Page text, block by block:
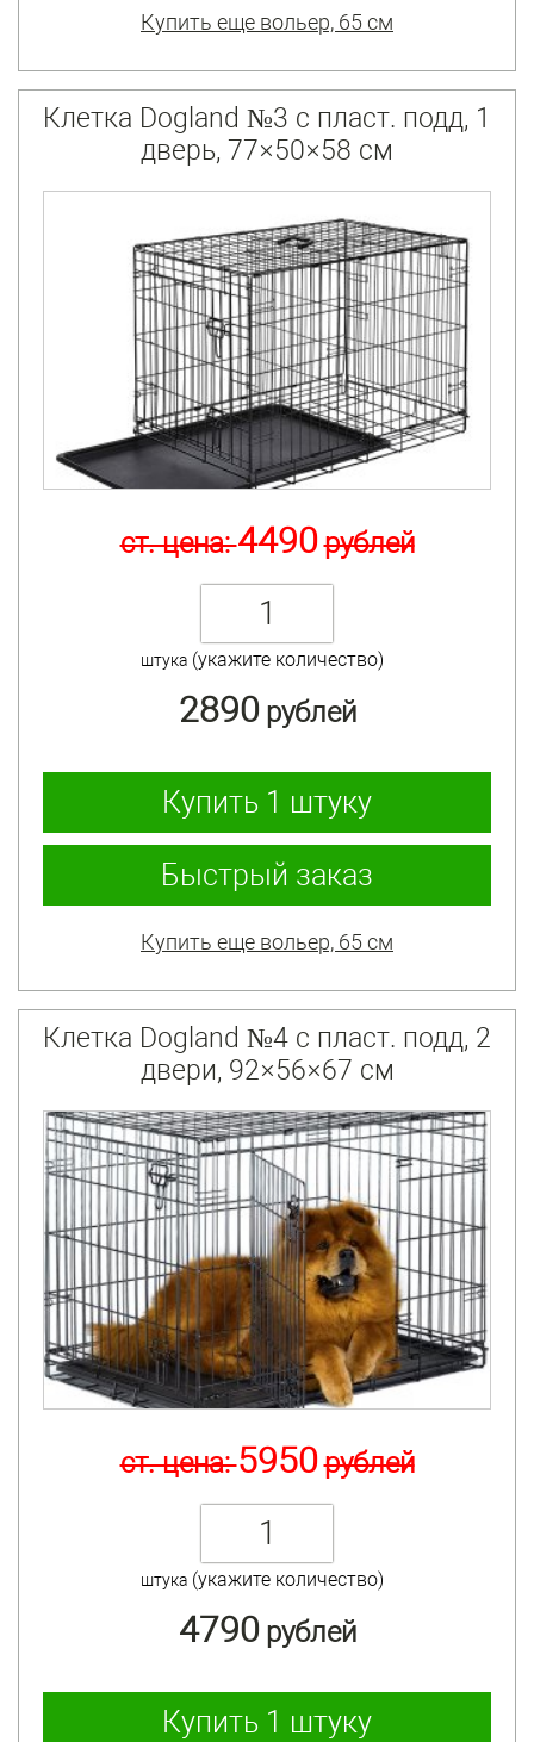
Купить еще вольер, 65 см
Клетка Dogland №3 с пласт. подд, 1
дверь, 77×50×58 см
ст. цена:4490рублей
штука(укажите количество)
2890 рублей
Купить 1 штуку
Быстрый заказ
Купить еще вольер, 65 см
Клетка Dogland №4 с пласт. подд, 2
двери, 92×56×67 см
ст. цена:5950рублей
штука(укажите количество)
4790 рублей
Купить 1 штуку